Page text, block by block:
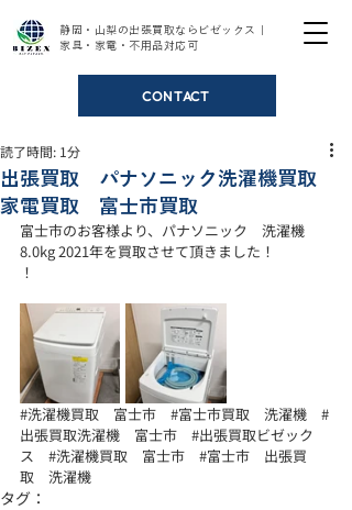
静岡・山梨の出張買取ならビゼックス｜
家具・家電・不用品対応可
CONTACT
出張買取 パナソニック洗濯機買取
家電買取 富士市買取
読了時間: 1分
富士市のお客様より、パナソニック　洗濯機
8.0kg 2021年を買取させて頂きました！
！
#洗濯機買取 富士市 #富士市買取 洗濯機 #
出張買取洗濯機 富士市 #出張買取ビゼック
ス
#洗濯機買取 富士市 #富士市 出張買
取　洗濯機
タグ：